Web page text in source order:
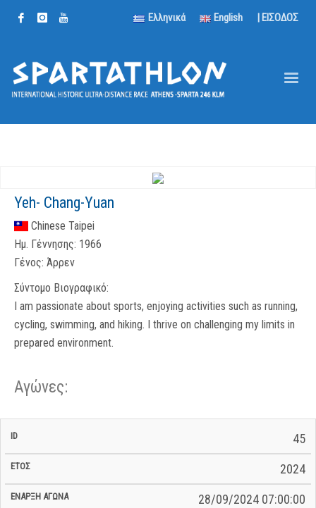
Ελληνικά English | ΕΙΣΟΔΟΣ
Yeh- Chang-Yuan
Chinese Taipei
Ημ. Γέννησης: 1966
Γένος: Άρρεν
Σύντομο Βιογραφικό:
I am passionate about sports, enjoying activities such as running,
cycling, swimming, and hiking. I thrive on challenging my limits in
prepared environment.
Αγώνες:
Αγώνα
Ημερομηνία
45
2024
28/09/2024 07:00:00